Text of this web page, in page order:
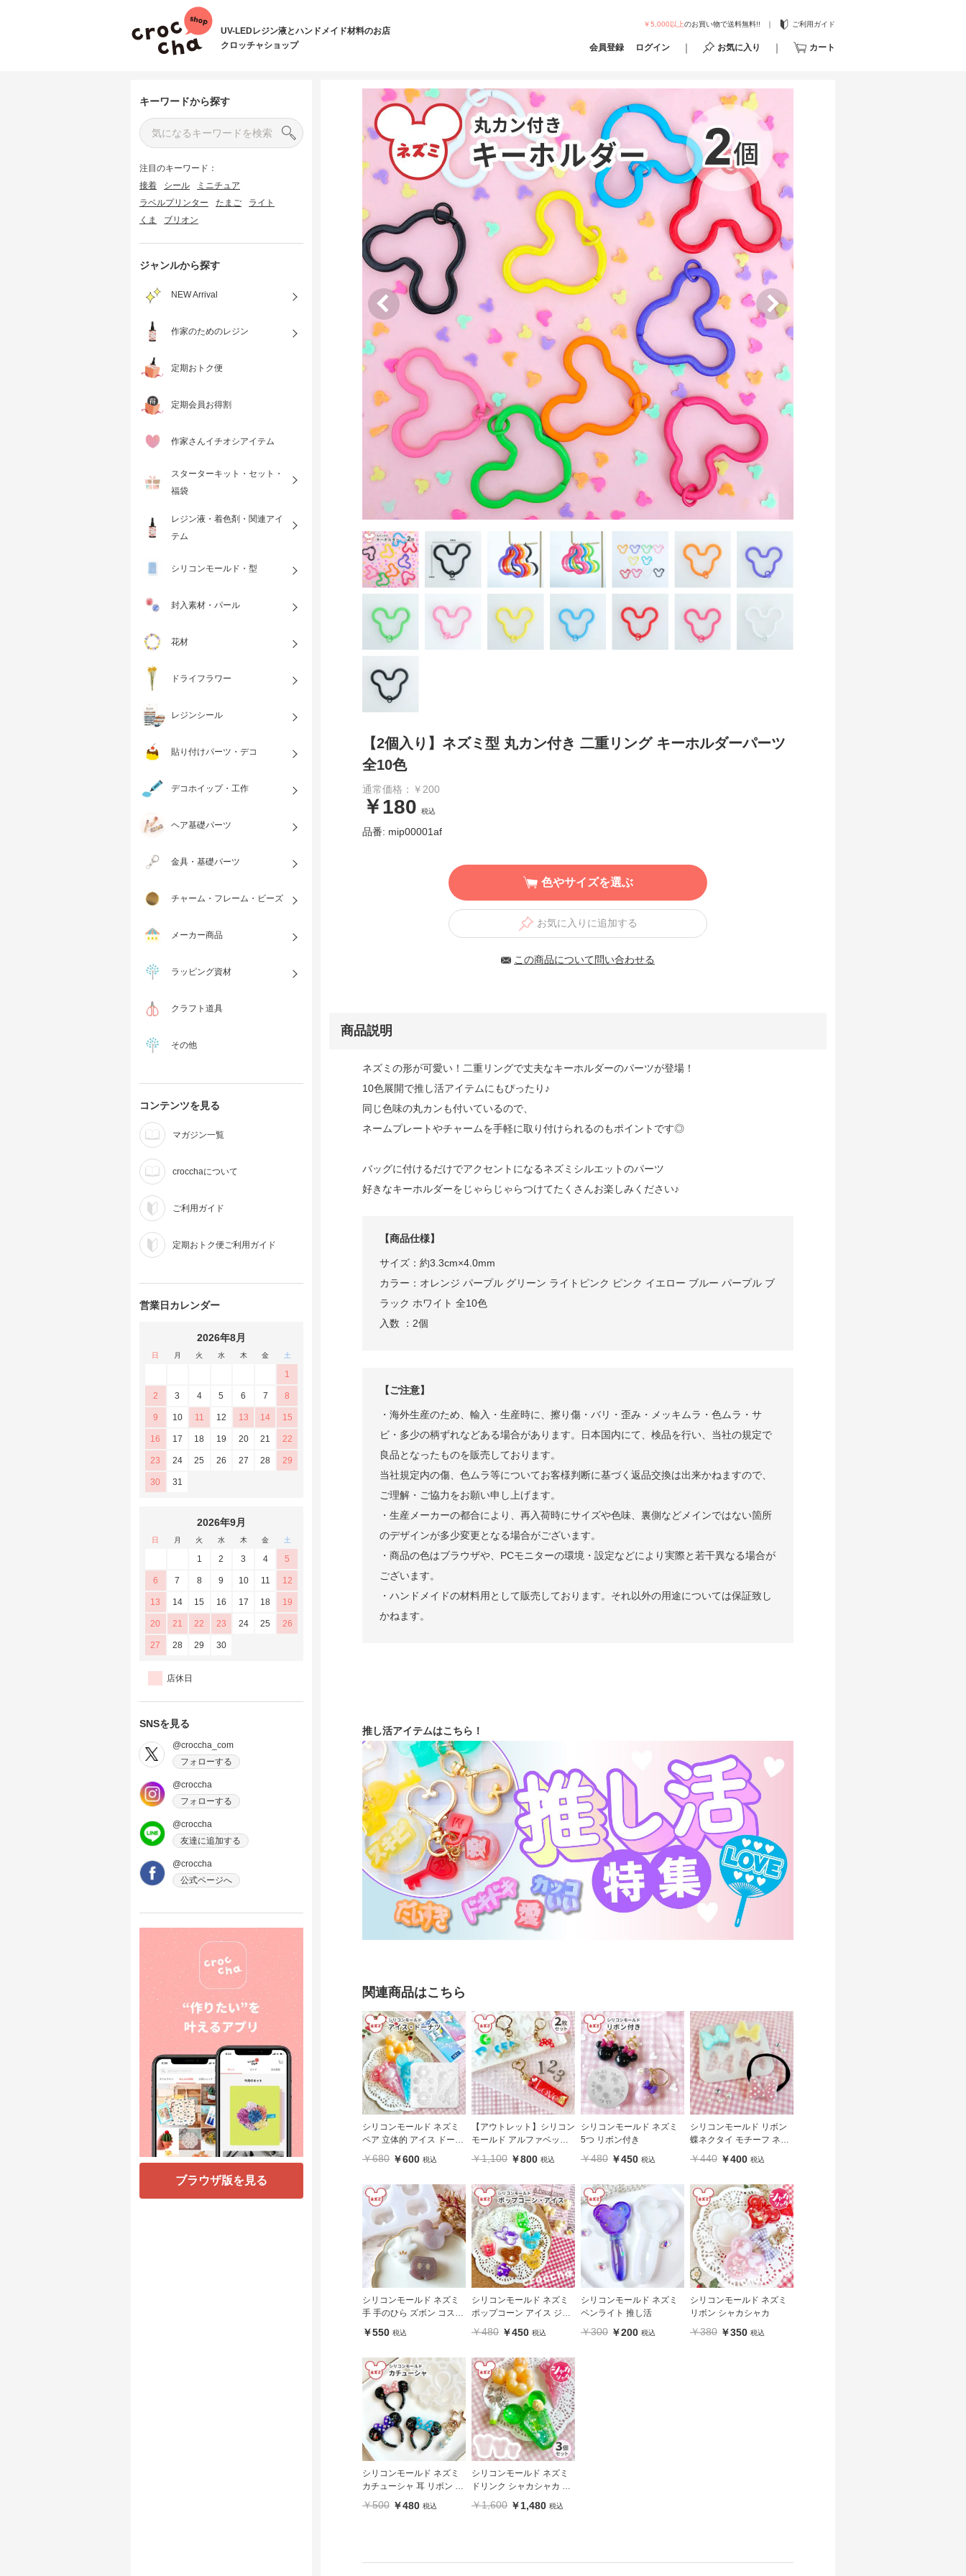
UV-LEDレジン液とハンドメイド材料のお店
クロッチャショップ
￥5,000以上のお買い物で送料無料!! ご利用ガイド
会員登録 ログイン お気に入り カート
キーワードから探す
注目のキーワード：
接着
シール
ミニチュア
ラベルプリンター
たまご
ライト
くま
ブリオン
ジャンルから探す
NEW Arrival
作家のためのレジン
定期おトク便
定期会員お得割
作家さんイチオシアイテム
スターターキット・セット・
福袋
レジン液・着色剤・関連アイ
テム
シリコンモールド・型
封入素材・パール
花材
ドライフラワー
レジンシール
貼り付けパーツ・デコ
デコホイップ・工作
ヘア基礎パーツ
金具・基礎パーツ
チャーム・フレーム・ビーズ
メーカー商品
ラッピング資材
クラフト道具
その他
コンテンツを見る
マガジン一覧
crocchaについて
ご利用ガイド
定期おトク便ご利用ガイド
営業日カレンダー
2026年8月
日 月 火 水 木 金 土
1
2 3 4 5 6 7 8
9 10 11 12 13 14 15
16 17 18 19 20 21 22
23 24 25 26 27 28 29
30 31
2026年9月
日 月 火 水 木 金 土
1 2 3 4 5
6 7 8 9 10 11 12
13 14 15 16 17 18 19
20 21 22 23 24 25 26
27 28 29 30
店休日
SNSを見る
@croccha_com
フォローする
@croccha
フォローする
@croccha
友達に追加する
@croccha
公式ページへ
ブラウザ版を見る
【2個入り】ネズミ型 丸カン付き 二重リング キーホルダーパーツ
全10色
通常価格：￥200
￥180 税込
品番: mip00001af
色やサイズを選ぶ
お気に入りに追加する
この商品について問い合わせる
商品説明
ネズミの形が可愛い！二重リングで丈夫なキーホルダーのパーツが登場！
10色展開で推し活アイテムにもぴったり♪
同じ色味の丸カンも付いているので、
ネームプレートやチャームを手軽に取り付けられるのもポイントです◎
バッグに付けるだけでアクセントになるネズミシルエットのパーツ
好きなキーホルダーをじゃらじゃらつけてたくさんお楽しみください♪
【商品仕様】
サイズ：約3.3cm×4.0mm
カラー：オレンジ パープル グリーン ライトピンク ピンク イエロー ブルー パープル ブ
ラック ホワイト 全10色
入数 ：2個
【ご注意】
・海外⽣産のため、輸⼊・⽣産時に、擦り傷・バリ・歪み・メッキムラ・色ムラ・サ
ビ・多少の柄ずれなどある場合があります。日本国内にて、検品を行い、当社の規定で
良品となったものを販売しております。
当社規定内の傷、色ムラ等についてお客様判断に基づく返品交換は出来かねますので、
ご理解・ご協⼒をお願い申し上げます。
・⽣産メーカーの都合により、再⼊荷時にサイズや⾊味、裏側などメインではない箇所
のデザインが多少変更となる場合がございます。
・商品の⾊はブラウザや、PCモニターの環境・設定などにより実際と若⼲異なる場合が
ございます。
・ハンドメイドの材料⽤として販売しております。それ以外の用途については保証致し
かねます。
推し活アイテムはこちら！
関連商品はこちら
シリコンモールド ネズミ
ペア 立体的 アイス ドーナ
ツ アクセサリー
￥680 ￥600 税込
【アウトレット】シリコン
モールド アルファベット
個性的 2つセット ネズミ
推し活
￥1,100 ￥800 税込
シリコンモールド ネズミ
5つ リボン付き
￥480 ￥450 税込
シリコンモールド リボン
蝶ネクタイ モチーフ ネズ
￥440 ￥400 税込
シリコンモールド ネズミ
手 手のひら ズボン コスチ
ューム アイコン
￥550 税込
シリコンモールド ネズミ
ポップコーン アイス ジュ
ース LOVE 穴あき アクセ
￥480 ￥450 税込
シリコンモールド ネズミ
ペンライト 推し活
￥300 ￥200 税込
シリコンモールド ネズミ
リボン シャカシャカ
￥380 ￥350 税込
シリコンモールド ネズミ
カチューシャ 耳 リボン 帽
子 穴あき
￥500 ￥480 税込
シリコンモールド ネズミ
ドリンク シャカシャカ 3
サイズセット
￥1,600 ￥1,480 税込